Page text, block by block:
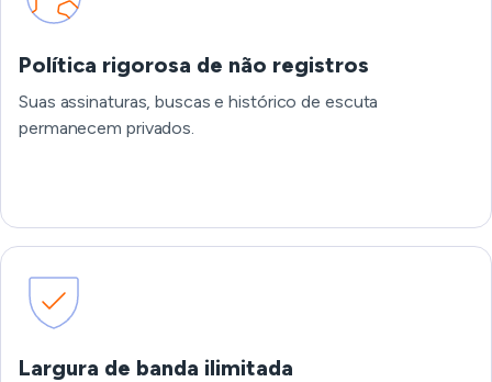
Política rigorosa de não registros
Suas assinaturas, buscas e histórico de escuta
permanecem privados.
Largura de banda ilimitada